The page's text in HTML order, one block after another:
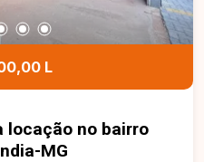
L
locação no bairro
MG